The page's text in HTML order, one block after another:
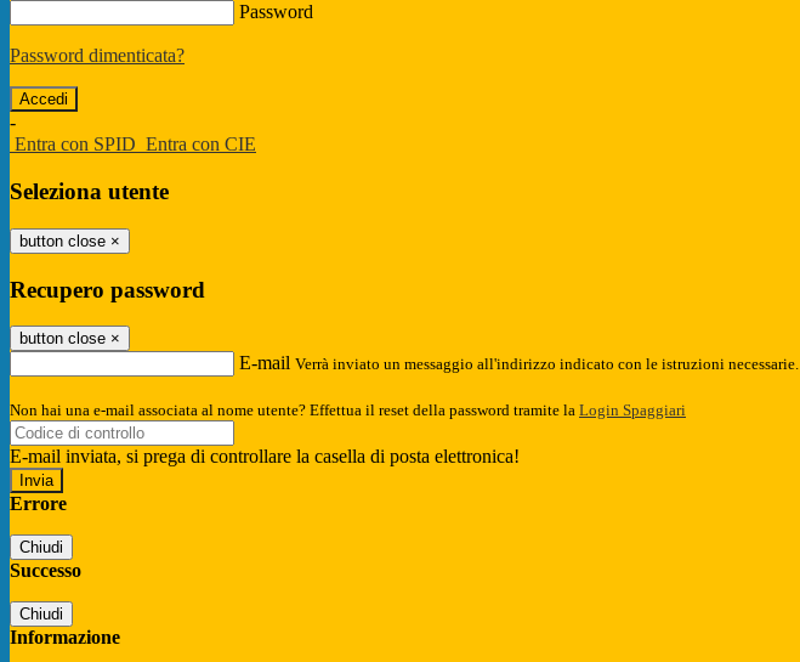
Password
Password dimenticata?
-
Entra con SPID Entra con CIE
Seleziona utente
button close ×
Recupero password
button close ×
E-mail Verrà inviato un messaggio all'indirizzo indicato con le istruzioni necessarie.
Non hai una e-mail associata al nome utente? Effettua il reset della password tramite la Login Spaggiari
E-mail inviata, si prega di controllare la casella di posta elettronica!
Errore
Chiudi
Successo
Chiudi
Informazione